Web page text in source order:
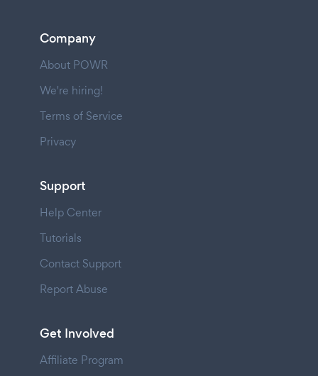
Company
About POWR
We're hiring!
Terms of Service
Privacy
Support
Help Center
Tutorials
Contact Support
Report Abuse
Get Involved
Affiliate Program